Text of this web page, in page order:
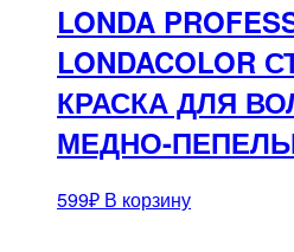
LONDA
LONDACOLOR
КРАСКА ДЛЯ
МЕДНО-
599₽ В корзину